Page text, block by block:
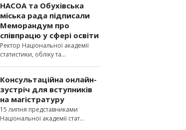
НАСОА та Обухівська
міська рада підписали
Меморандум про
співпрацю у сфері освіти
Ректор Національної академії
статистики, обліку та
Консультаційна онлайн-
зустріч для вступників
на магістратуру
15 липня представниками
Національної академії стат